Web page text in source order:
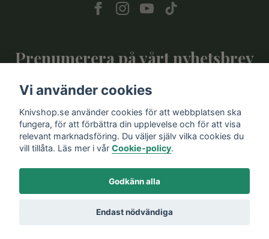
Prenumerera på vårt nyhetsbrev
© 2026 Knivshop
Vi använder cookies
Knivshop.se använder cookies för att webbplatsen ska
fungera, för att förbättra din upplevelse och för att visa
relevant marknadsföring. Du väljer själv vilka cookies du
vill tillåta. Läs mer i vår Cookie-policy.
Godkänn alla
Endast nödvändiga